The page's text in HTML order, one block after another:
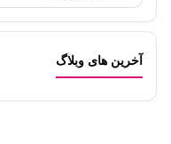
آخرین های وبلاگ